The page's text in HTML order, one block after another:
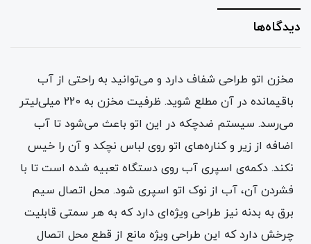
دیدگاه‌ها
مخزن اتو طراحی شفاف دارد و می‌توانید به راحتی از آب
باقیمانده در آن مطلع شوید. ظرفیت مخزن به 220 میلی‌لیتر
می‌رسد. سیستم ضدچکه در این اتو باعث می‌شود تا آب
اضافه از زیر و کناره‌های اتو روی لباس نچکد و آن را خیس
نکند. دکمه‌ی اسپری آب روی دستگاه تعبیه ‌شده است تا با
فشردن آن، آب از نوک اتو اسپری شود. محل اتصال سیم
برق به بدنه نیز طراحی ویژه‌ای دارد که به هر سمتی قابلیت
چرخش دارد که این طراحی ویژه مانع از قطع محل اتصال